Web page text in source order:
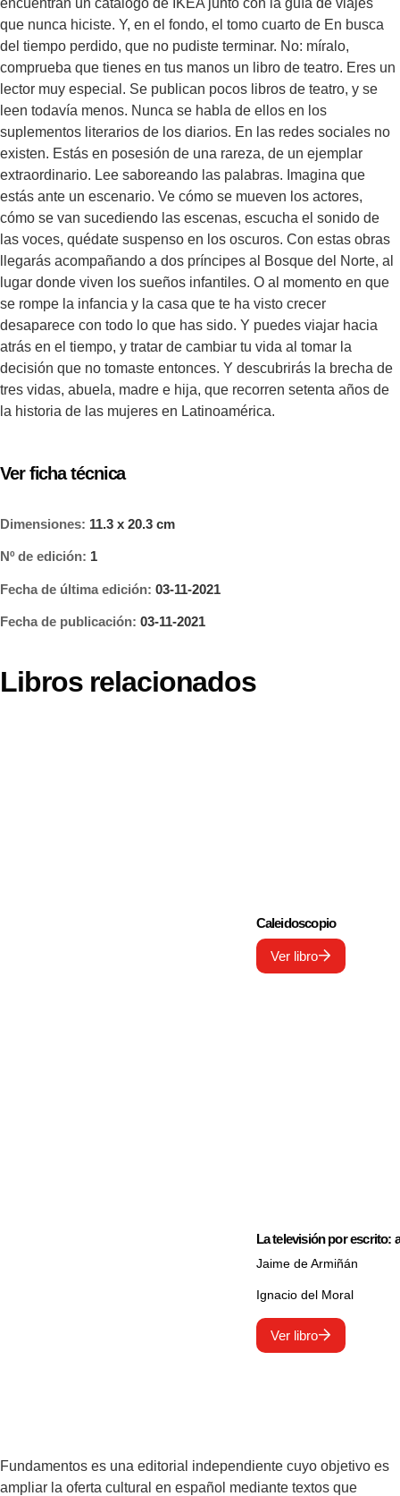
decisión que no tomaste entonces. Y descubrirás la brecha de
tres vidas, abuela, madre e hija, que recorren setenta años de
la historia de las mujeres en Latinoamérica.
que nunca hiciste. Y, en el fondo, el tomo cuarto de En busca
del tiempo perdido, que no pudiste terminar. No: míralo,
comprueba que tienes en tus manos un libro de teatro. Eres un
lector muy especial. Se publican pocos libros de teatro, y se
leen todavía menos. Nunca se habla de ellos en los
suplementos literarios de los diarios. En las redes sociales no
existen. Estás en posesión de una rareza, de un ejemplar
extraordinario. Lee saboreando las palabras. Imagina que
estás ante un escenario. Ve cómo se mueven los actores,
cómo se van sucediendo las escenas, escucha el sonido de
las voces, quédate suspenso en los oscuros. Con estas obras
llegarás acompañando a dos príncipes al Bosque del Norte, al
lugar donde viven los sueños infantiles. O al momento en que
se rompe la infancia y la casa que te ha visto crecer
desaparece con todo lo que has sido. Y puedes viajar hacia
atrás en el tiempo, y tratar de cambiar tu vida al tomar la
decisión que no tomaste entonces. Y descubrirás la brecha de
tres vidas, abuela, madre e hija, que recorren setenta años de
la historia de las mujeres en Latinoamérica.
Ver ficha técnica
Dimensiones: 11.3 x 20.3 cm
Nº de edición: 1
Fecha de última edición: 03-11-2021
Fecha de publicación: 03-11-2021
Libros relacionados
Caleidoscopio
Ver libro
La televisión por escrito:
Jaime de Armiñán
Ignacio del Moral
Ver libro
Fundamentos es una editorial independiente cuyo objetivo es
ampliar la oferta cultural en español mediante textos que